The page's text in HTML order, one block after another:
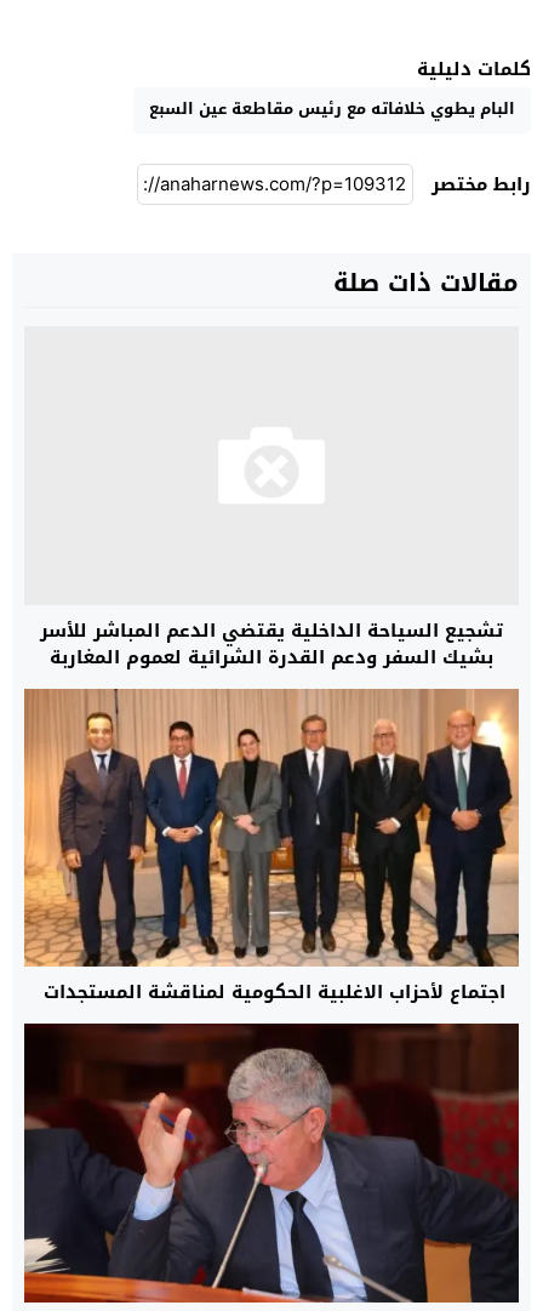
كلمات دليلية
البام يطوي خلافاته مع رئيس مقاطعة عين السبع
رابط مختصر
مقالات ذات صلة
تشجيع السياحة الداخلية يقتضي الدعم المباشر للأسر
بشيك السفر ودعم القدرة الشرائية لعموم المغاربة
اجتماع لأحزاب الاغلبية الحكومية لمناقشة المستجدات